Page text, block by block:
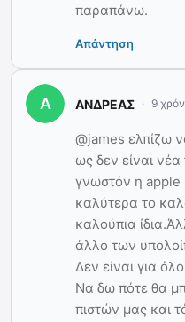
παραπάνω.
Απάντηση
ΑΝΔΡΕΑΣ 9
@james ελπίζω
ως δεν είναι
γνωστόν η apple
καλύτερα το
καλούπια
άλλο των
Δεν είναι για
Να δω πότε θα
πιστών μας και